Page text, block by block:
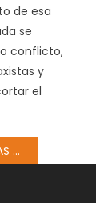
de esa
se
conflicto,
y
el